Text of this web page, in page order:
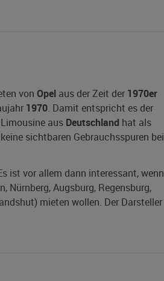
von Opel aus der Zeit der 1970er
1970. Damit entspricht es der
aus Deutschland hat als
sichtbaren Gebrauchsspuren bei
ist vor allem dann interessant, wenn
Nürnberg, Augsburg, Regensburg,
mieten wollen. Der Darsteller